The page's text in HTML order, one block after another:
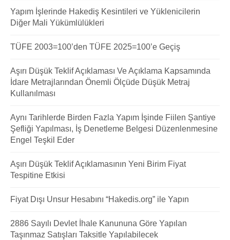
Yapım İşlerinde Hakediş Kesintileri ve Yüklenicilerin
Diğer Mali Yükümlülükleri
TÜFE 2003=100’den TÜFE 2025=100’e Geçiş
Aşırı Düşük Teklif Açıklaması Ve Açıklama Kapsamında
İdare Metrajlarından Önemli Ölçüde Düşük Metraj
Kullanılması
Aynı Tarihlerde Birden Fazla Yapım İşinde Fiilen Şantiye
Şefliği Yapılması, İş Denetleme Belgesi Düzenlenmesine
Engel Teşkil Eder
Aşırı Düşük Teklif Açıklamasının Yeni Birim Fiyat
Tespitine Etkisi
Fiyat Dışı Unsur Hesabını “Hakedis.org” ile Yapın
2886 Sayılı Devlet İhale Kanununa Göre Yapılan
Taşınmaz Satışları Taksitle Yapılabilecek